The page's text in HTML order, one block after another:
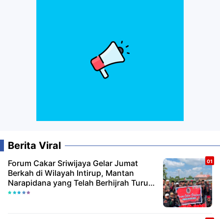
Berita Viral
Forum Cakar Sriwijaya Gelar Jumat
Berkah di Wilayah Intirup, Mantan
Narapidana yang Telah Berhijrah Turut
Berbagi Kebaikan